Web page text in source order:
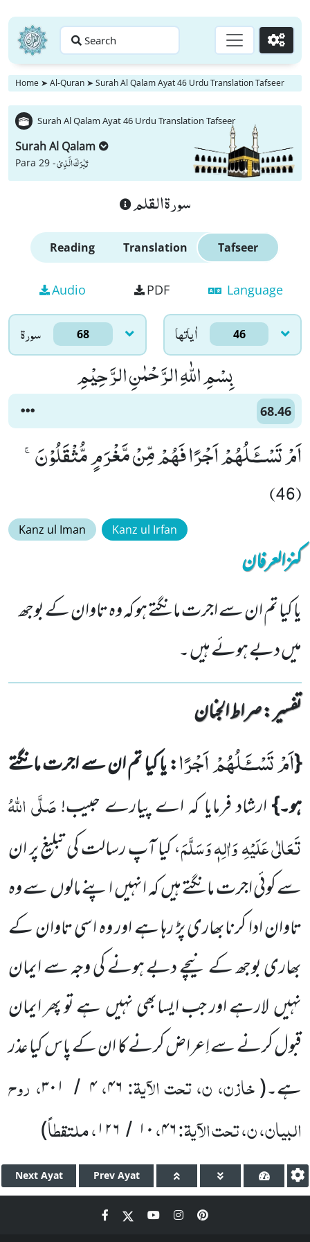
Search Go
Home ➤ Al-Quran ➤ Surah Al Qalam Ayat 46 Urdu Translation Tafseer
Surah Al Qalam Ayat 46 Urdu Translation Tafseer
Surah Al Qalam
Para 29 -تَبٰرَكَ الَّذِیْ
سورة القلم
Reading Translation Tafseer
Audio PDF Language
سورۃ 68 اٰياتها 46
بِسْمِ اللّٰهِ الرَّحْمٰنِ الرَّحِیْمِ
68.46
اَمْ تَسْــٴَـلُهُمْ اَجْرًا فَهُمْ مِّنْ مَّغْرَمٍ مُّثْقَلُوْنَۚ
(46)
Kanz ul Iman Kanz ul Irfan
کنزالعرفان
یا کیا تم ان سے اجرت مانگتے ہو کہ وہ تاوان کے بوجھ
میں دبے ہوئے ہیں ۔
تفسیر : ‎صراط الجنان
{اَمْ تَسْــٴَـلُهُمْ اَجْرًا: یا کیا تم ان سے اجرت مانگتے
ہو۔}ارشاد فرمایا کہ اےپیارے حبیب!صَلَّی اللّٰہُ
تَعَالٰی عَلَیْہِوَاٰلِہٖوَسَلَّمَ، کیا آپ رسالت کی تبلیغ پر ان
سے کوئی اجرت مانگتے ہیںکہ انہیںاپنے مالوںسےوہ
تاوان ادا کرنابھاری پڑ رہاہے اور وہ اسی تاوان کے
بھاری بوجھ کے نیچے دبے ہونے کی وجہ سے ایمان
نہیںلارہے اور جب ایسابھی نہیںہے تو پھر ایمان
قبول کرنے سے اِعراض کرنے کا ان کے پاس کیا عذر
ہے۔(خازن، ن، تحت الآیۃ: ۴۶،۴ / ۳۰۱، روح
البیان، ن، تحت الآیۃ:۴۶،۱۰ / ۱۲۶، ملتقطاً)
Next Ayat Prev Ayat